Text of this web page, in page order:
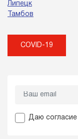
Липецк
Тамбов
COVID-19
Даю согласие